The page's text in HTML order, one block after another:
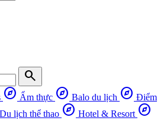
search
explore Ẩm thực explore Balo du lịch explore Điểm
Du lịch thể thao explore Hotel & Resort explore